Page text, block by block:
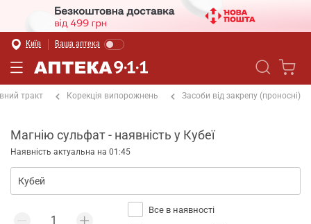
Київ Ваша аптека
тракт Корекція випорожнень Засоби від закрепу (проносні)
Магнію сульфат - наявність у Кубеї
Наявність актуальна на 01:45
Все в наявності